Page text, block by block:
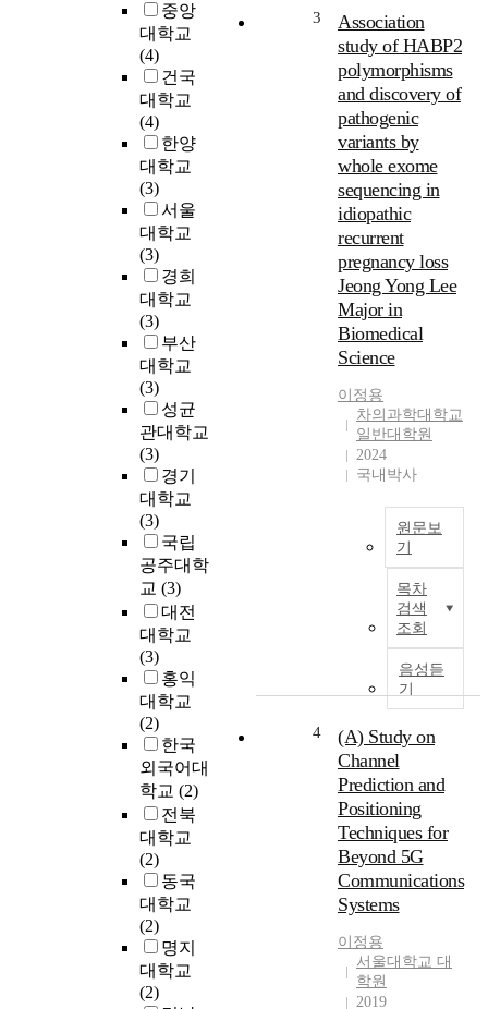
중앙
대학교
(4)
건국
대학교
(4)
한양
대학교
(3)
서울
대학교
(3)
경희
대학교
(3)
부산
대학교
(3)
성균
관대학교
(3)
경기
대학교
(3)
국립
공주대학
교 (3)
대전
대학교
(3)
홍익
대학교
(2)
한국
외국어대
학교 (2)
전북
대학교
(2)
동국
대학교
(2)
명지
대학교
(2)
심
r
3
Association
study of HABP2
polymorphisms
and discovery of
pathogenic
variants by
whole exome
sequencing in
idiopathic
recurrent
pregnancy loss
Jeong Yong Lee
Major in
Biomedical
Science
이정용
차의과학대학교
일반대학원
2024
국내박사
원문보
기
목차
검색
조회
음성듣
기
d
4
(A) Study on
Channel
Prediction and
Positioning
Techniques for
Beyond 5G
Communications
Systems
이정용
서울대학교 대
학원
2019